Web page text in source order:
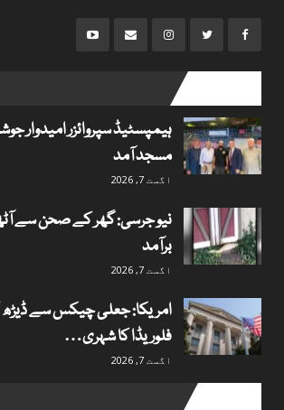
ہیمپسٹیڈ سپروائزر امیدوار
مسجد آمد
اگست 7, 2026
نیو جرسی: گھر کے صحن سے
برآمد
اگست 7, 2026
امریکا: جعلی چیکس سے ڈیڑھ
فلوریڈا کا شہری…
اگست 7, 2026